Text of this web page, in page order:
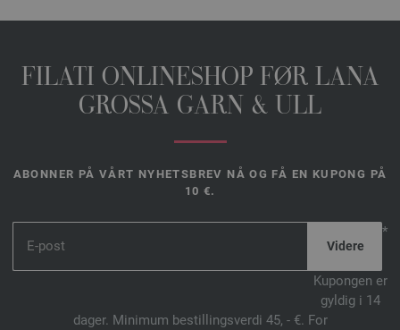
FILATI ONLINESHOP FØR LANA
GROSSA GARN & ULL
ABONNER PÅ VÅRT NYHETSBREV NÅ OG FÅ EN KUPONG PÅ
10 €.
*
Kupongen er
gyldig i 14
dager. Minimum bestillingsverdi 45, - €. For